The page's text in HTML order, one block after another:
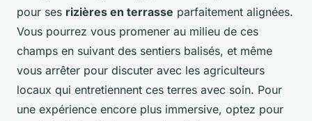
pour ses rizières en terrasse parfaitement alignées.
Vous pourrez vous promener au milieu de ces
champs en suivant des sentiers balisés, et même
vous arrêter pour discuter avec les agriculteurs
locaux qui entretiennent ces terres avec soin. Pour
une expérience encore plus immersive, optez pour